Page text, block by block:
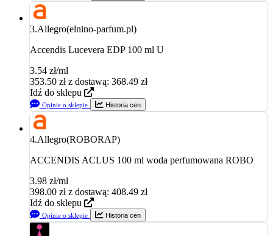
3.Allegro(elnino-parfum.pl)
Accendis Lucevera EDP 100 ml U
3.54 zł/ml
353.50 zł z dostawą: 368.49 zł
Idź do sklepu
Opinie o sklepie Historia cen
4.Allegro(ROBORAP)
ACCENDIS ACLUS 100 ml woda perfumowana ROBO
3.98 zł/ml
398.00 zł z dostawą: 408.49 zł
Idź do sklepu
Opinie o sklepie Historia cen